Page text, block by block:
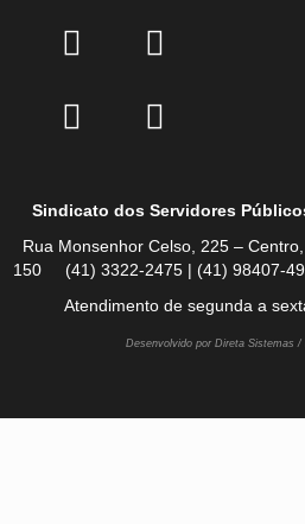
Sindicato dos Servidores
Rua Monsenhor Celso, 225 –
150 (41) 3322-2475 | (41) 98407-
Atendimento de segunda a
Desenvolvido por Direta Sistemas /